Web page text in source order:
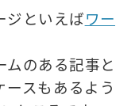
ジといえばワー
ムのある記事と
ースもあるよう